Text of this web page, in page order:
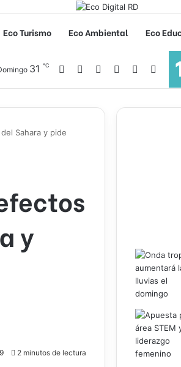
Eco Turismo Eco Ambiental Eco
31 ℃ Facebook YouTubeInstagram
Acceso
Sahara y pide
y
9 2 minutos de lectura